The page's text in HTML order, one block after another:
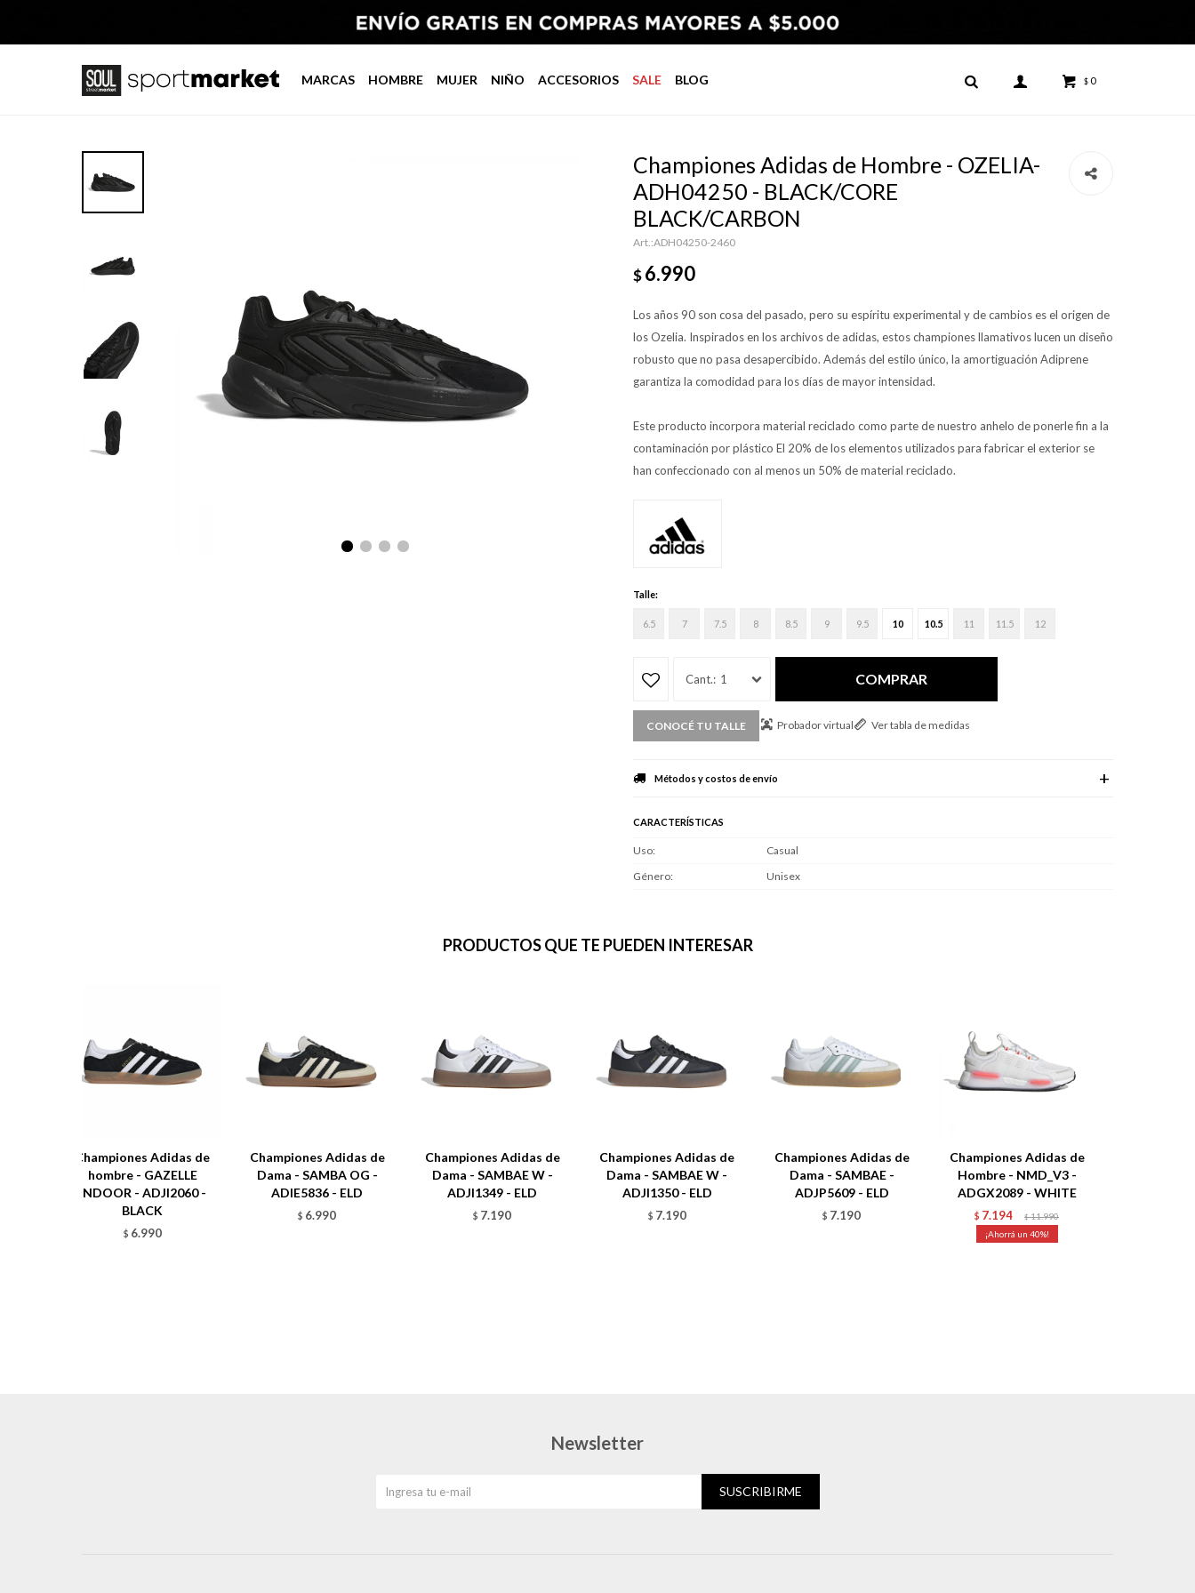
MARCAS HOMBRE MUJER NIÑO ACCESORIOS SALE BLOG $ 0
Championes Adidas de Hombre - OZELIA-
ADH04250 - BLACK/CORE
BLACK/CARBON
ADH04250-2460
$6.990
Los años 90 son cosa del pasado, pero su espíritu experimental y de cambios es el origen de
los Ozelia. Inspirados en los archivos de adidas, estos championes llamativos lucen un diseño
robusto que no pasa desapercibido. Además del estilo único, la amortiguación Adiprene
garantiza la comodidad para los días de mayor intensidad.
Este producto incorpora material reciclado como parte de nuestro anhelo de ponerle fin a la
contaminación por plástico El 20% de los elementos utilizados para fabricar el exterior se
han confeccionado con al menos un 50% de material reciclado.
Talle:
6.5 7 7.5 8 8.5 9 9.5 10 10.5 11 11.5 12
1 COMPRAR
CONOCÉ TU TALLE Probador virtual Ver tabla de medidas
Métodos y costos de envío
CARACTERÍSTICAS
Uso
Casual
Género
Unisex
PRODUCTOS QUE TE PUEDEN INTERESAR
Championes Adidas de
hombre - GAZELLE
INDOOR - ADJI2060 -
BLACK
$ 6.990
Championes Adidas de
Dama - SAMBA OG -
ADIE5836 - ELD
$ 6.990
Championes Adidas de
Dama - SAMBAE W -
ADJI1349 - ELD
$ 7.190
Championes Adidas de
Dama - SAMBAE W -
ADJI1350 - ELD
$ 7.190
Championes Adidas de
Dama - SAMBAE -
ADJP5609 - ELD
$ 7.190
Championes Adidas de
Hombre - NMD_V3 -
ADGX2089 - WHITE
$ 7.194 $ 11.990
40
Newsletter
SUSCRIBIRME